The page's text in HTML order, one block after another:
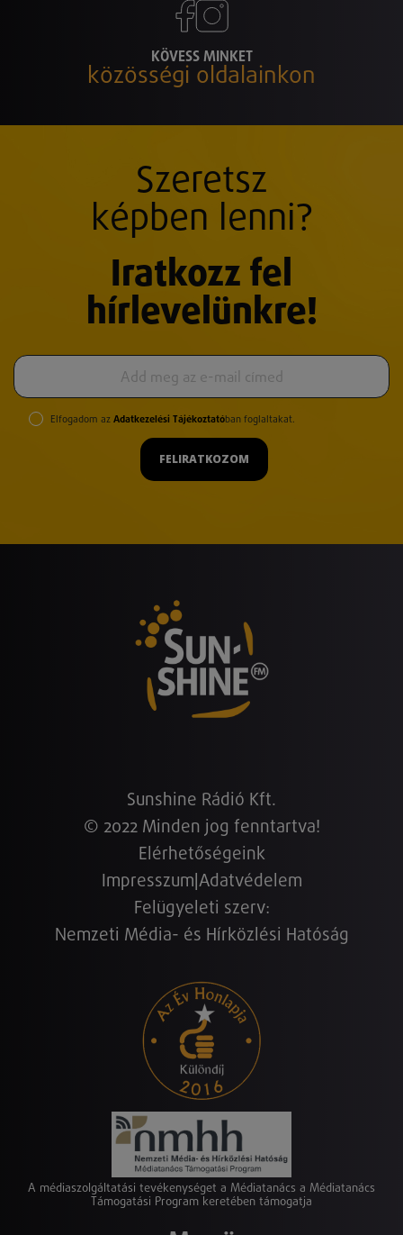
KÖVESS MINKET
közösségi oldalainkon
Szeretsz
képben lenni?
Iratkozz fel
hírlevelünkre!
Elfogadom az Adatkezelési Tájékoztatóban foglaltakat.
FELIRATKOZOM
Sunshine Rádió Kft.
© 2022 Minden jog fenntartva!
Elérhetőségeink
Impresszum Adatvédelem
Felügyeleti szerv:
Nemzeti Média- és Hírközlési Hatóság
A médiaszolgáltatási tevékenységet a Médiatanács a Médiatanács
Támogatási Program keretében támogatja